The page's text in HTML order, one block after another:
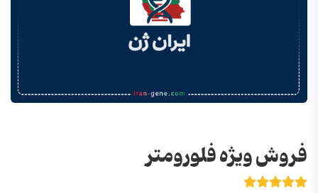
فروش ویژه فلورومتر